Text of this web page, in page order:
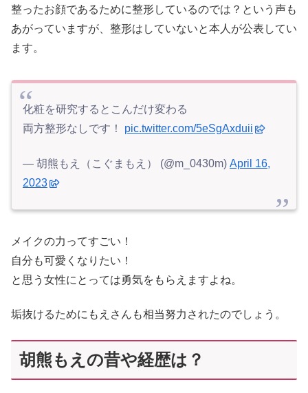
整ったお顔であるために整形しているのでは？という声も
あがっていますが、整形はしていないと本人が公表してい
ます。
化粧を研究するとこんだけ変わる
両方整形なしです！ pic.twitter.com/5eSgAxduii
— 胡熊もえ（こぐまもえ） (@m_0430m) April 16,
2023
メイクの力ってすごい！
自分も可愛くなりたい！
と思う女性にとっては勇気をもらえますよね。
垢抜けるためにもえさんも相当努力されたのでしょう。
胡熊もえの昔や経歴は？